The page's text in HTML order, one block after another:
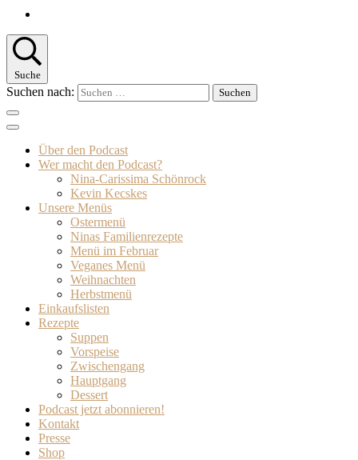
Suche
Suchen nach:
Über den Podcast
Wer macht den Podcast?
Nina-Carissima Schönrock
Kevin Kecskes
Unsere Menüs
Ostermenü
Ninas Familienrezepte
Menü im Februar
Veganes Menü
Weihnachten
Herbstmenü
Einkaufslisten
Rezepte
Suppen
Vorspeise
Zwischengang
Hauptgang
Dessert
Podcast jetzt abonnieren!
Kontakt
Presse
Shop